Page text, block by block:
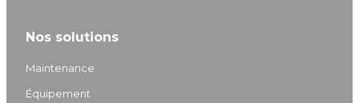
k
e
t
a
T
Nos solutions
Maintenance
Équipement